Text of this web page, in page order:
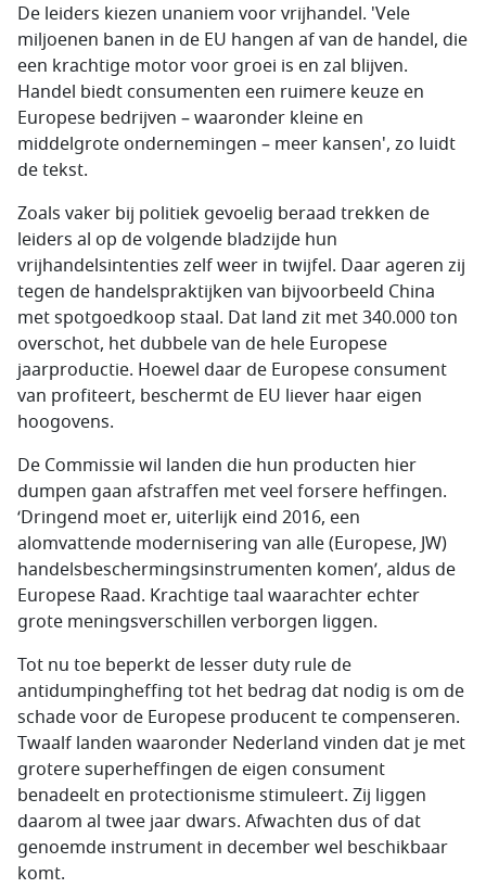
De leiders kiezen unaniem voor vrijhandel. 'Vele
miljoenen banen in de EU hangen af van de handel, die
een krachtige motor voor groei is en zal blijven.
Handel biedt consumenten een ruimere keuze en
Europese bedrijven – waaronder kleine en
middelgrote ondernemingen – meer kansen', zo luidt
de tekst.
Zoals vaker bij politiek gevoelig beraad trekken de
leiders al op de volgende bladzijde hun
vrijhandelsintenties zelf weer in twijfel. Daar ageren zij
tegen de handelspraktijken van bijvoorbeeld China
met spotgoedkoop staal. Dat land zit met 340.000 ton
overschot, het dubbele van de hele Europese
jaarproductie. Hoewel daar de Europese consument
van profiteert, beschermt de EU liever haar eigen
hoogovens.
De Commissie wil landen die hun producten hier
dumpen gaan afstraffen met veel forsere heffingen.
‘Dringend moet er, uiterlijk eind 2016, een
alomvattende modernisering van alle (Europese, JW)
handelsbeschermingsinstrumenten komen’, aldus de
Europese Raad. Krachtige taal waarachter echter
grote meningsverschillen verborgen liggen.
Tot nu toe beperkt de lesser duty rule de
antidumpingheffing tot het bedrag dat nodig is om de
schade voor de Europese producent te compenseren.
Twaalf landen waaronder Nederland vinden dat je met
grotere superheffingen de eigen consument
benadeelt en protectionisme stimuleert. Zij liggen
daarom al twee jaar dwars. Afwachten dus of dat
genoemde instrument in december wel beschikbaar
komt.